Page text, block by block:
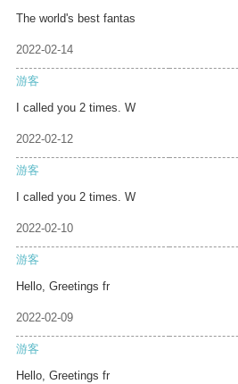
The world's best fantas
2022-02-14
游客
I called you 2 times. W
2022-02-12
游客
I called you 2 times. W
2022-02-10
游客
Hello, Greetings fr
2022-02-09
游客
Hello, Greetings fr